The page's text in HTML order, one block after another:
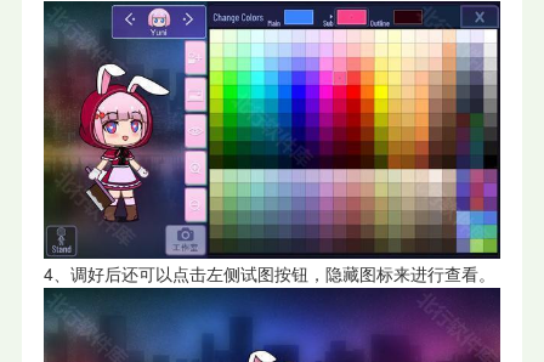
4、调好后还可以点击左侧试图按钮，隐藏图标来进行查看。